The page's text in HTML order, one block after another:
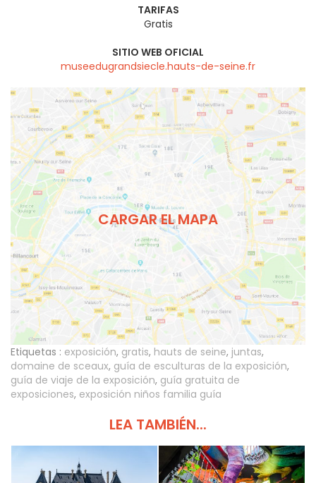
TARIFAS
Gratis
SITIO WEB OFICIAL
museedugrandsiecle.hauts-de-seine.fr
CARGAR EL MAPA
Etiquetas : exposición, gratis, hauts de seine, juntas,
domaine de sceaux, guía de esculturas de la exposición,
guía de viaje de la exposición, guía gratuita de
exposiciones, exposición niños familia guía
LEA TAMBIÉN...